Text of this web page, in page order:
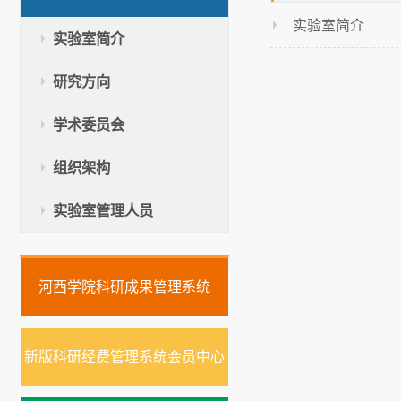
实验室简介
实验室简介
研究方向
学术委员会
组织架构
实验室管理人员
河西学院科研成果管理系统
新版科研经费管理系统会员中心